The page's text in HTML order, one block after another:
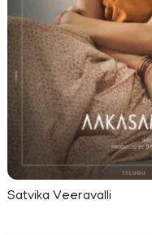
Satvika Veeravalli